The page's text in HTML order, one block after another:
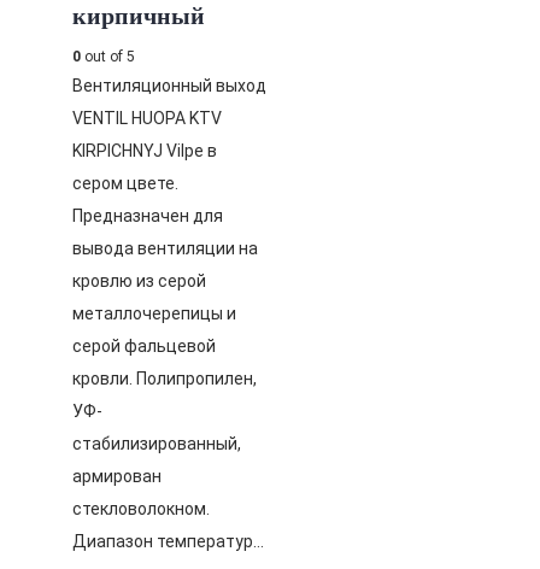
кирпичный
0 out of 5
Вентиляционный выход
VENTIL HUOPA KTV
KIRPICHNYJ Vilpe в
сером цвете.
Предназначен для
вывода вентиляции на
кровлю из серой
металлочерепицы и
серой фальцевой
кровли. Полипропилен,
УФ-
стабилизированный,
армирован
стекловолокном.
Диапазон температур…